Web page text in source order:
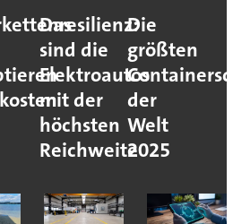
Das
sind die
Elektroautos
mit der
höchsten
Reichweite
Die
größten
der
Welt
2025